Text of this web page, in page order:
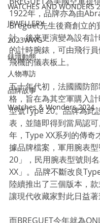
WATCHES AND WONDERS
JEWELLERY
2023WWG
錶壇動態
人物專訪
品牌故事
Watches & Wonders 2024
1922年，品牌亦為由
Breguet先生後裔創立的
計。後來更演變為設有
的計時腕錶，可由飛行
飛機的儀表板上。
五十年代初，法國國防
格，旨在為其空軍購入
型號Type 20。品牌為此
表，並隨即得到當局認
年，Type XX系列的傳奇
據品牌檔案，軍用腕表
20」，民用腕表型號則
XX」。品牌不斷改良
陸續推出了三個版本，款
讓現代收藏家對此日益著
而BREGUET今年就為